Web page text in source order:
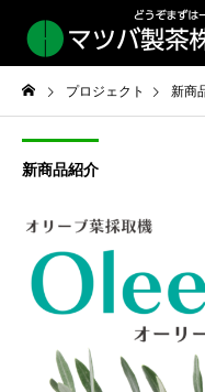
プロジェクト 新商
新商品紹介